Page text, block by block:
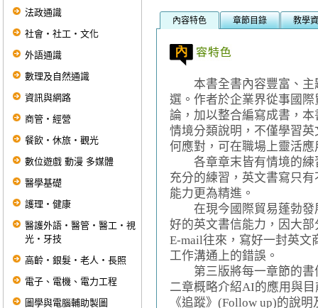
法政通識
社會‧社工‧文化
外語通識
數理及自然通識
資訊與網路
商管‧經營
餐飲‧休旅‧觀光
數位遊戲 動漫 多媒體
醫學基礎
護理‧健康
醫護外語‧醫管‧醫工‧視
光‧牙技
高齡‧銀髮‧老人‧長照
電子、電機、電力工程
圖學與電腦輔助製圖
內容特色 章節目錄 教學
本書全書內容豐富、主
選。作者於企業界從事國
論，加以整合編寫成書，
情境分類說明，不僅學習
何應對，可在職場上靈活應
各章章末皆有情境的練
充分的練習，英文書寫只
能力更為精進。
在現今國際貿易蓬勃發
好的英文書信能力，因大
E-mail往來，寫好一封英文
工作溝通上的錯誤。
第三版將每一章節的書
二章概略介紹AI的應用與
《追蹤》(Follow up)的說